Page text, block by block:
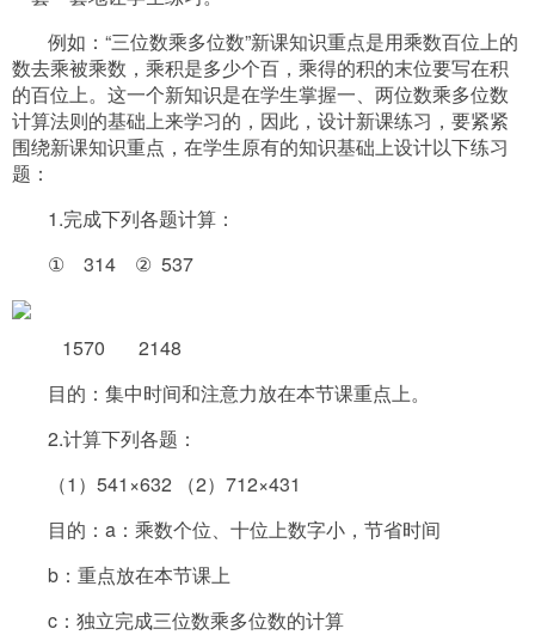
例如：“三位数乘多位数”新课知识重点是用乘数百位上的
数去乘被乘数，乘积是多少个百，乘得的积的末位要写在积
的百位上。这一个新知识是在学生掌握一、两位数乘多位数
计算法则的基础上来学习的，因此，设计新课练习，要紧紧
围绕新课知识重点，在学生原有的知识基础上设计以下练习
题：
1.完成下列各题计算：
①
314 ② 537
1570
2148
目的：集中时间和注意力放在本节课重点上。
2.计算下列各题：
（1）541×632 （2）712×431
目的： a：乘数个位、十位上数字小，节省时间
b：重点放在本节课上
c：独立完成三位数乘多位数的计算